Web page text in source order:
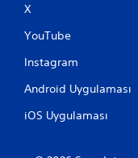
X
YouTube
Instagram
Android Uygulaması
iOS Uygulaması